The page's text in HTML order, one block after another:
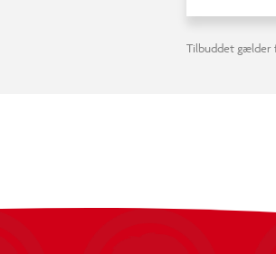
Tilbuddet gælder